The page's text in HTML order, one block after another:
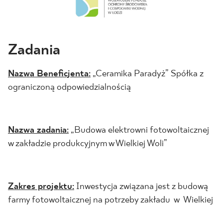
BLOG
KARIERA
MÓJ PROFIL
PL EN SK DE UK RU
Zadania
Nazwa Beneficjenta: „Ceramika Paradyż” Spółka z
ograniczoną odpowiedzialnością
Nazwa zadania: „Budowa elektrowni fotowoltaicznej
w zakładzie produkcyjnym w Wielkiej Woli”
Zakres projektu: Inwestycja związana jest z budową
farmy fotowoltaicznej na potrzeby zakładu w Wielkiej